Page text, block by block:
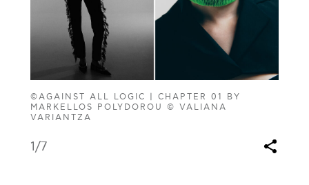
©AGAINST ALL LOGIC | CHAPTER 01 BY
MARKELLOS POLYDOROU © VALIANA
VARIANTZA
1/7